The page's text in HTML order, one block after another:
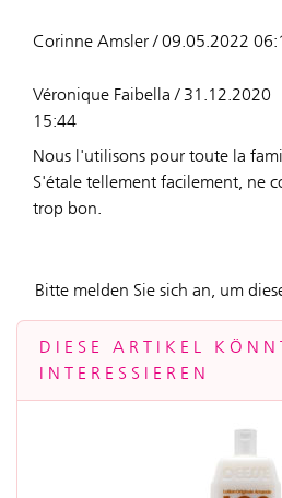
Corinne Amsler / 09.05.2022
Véronique Faibella / 31.12.2020
15:44
Nous l'utilisons pour toute la
S'étale tellement facilement, ne
trop bon.
Bitte melden Sie sich an, um
DIESE ARTIKEL
INTERESSIEREN